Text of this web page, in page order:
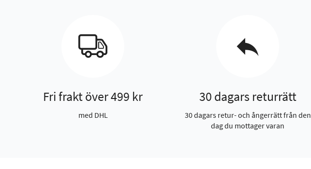
Fri frakt över 499 kr
med DHL
30 dagars returrätt
30 dagars retur- och ångerrätt från den
dag du mottager varan